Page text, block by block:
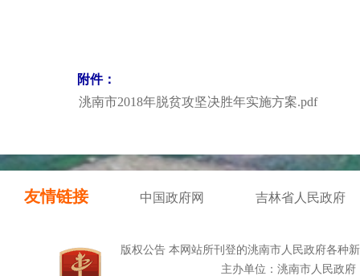
附件：
洮南市2018年脱贫攻坚决胜年实施方案.pdf
友情链接 中国政府网 吉林省人民政府
版权公告 本网站所刊登的洮南市人民政府各种
主办单位：洮南市人民政